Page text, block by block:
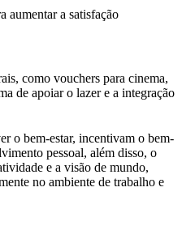
como vouchers para cinema,
de apoiar o lazer e a integração
o bem-estar, incentivam o bem-
pessoal, além disso, o
e a visão de mundo,
no ambiente de trabalho e